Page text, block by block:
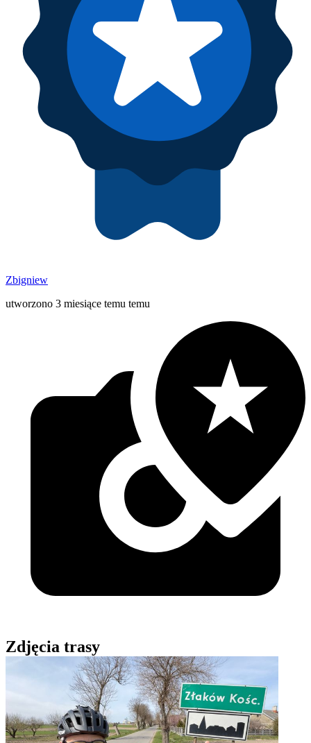
Zbigniew
utworzono 3 miesiące temu temu
Zdjęcia trasy